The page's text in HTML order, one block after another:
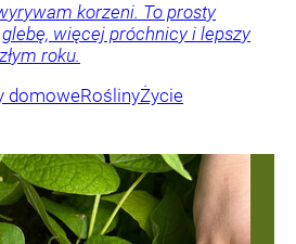
korzeni. To prosty
więcej próchnicy i lepszy
roku.
domoweRoślinyŻycie